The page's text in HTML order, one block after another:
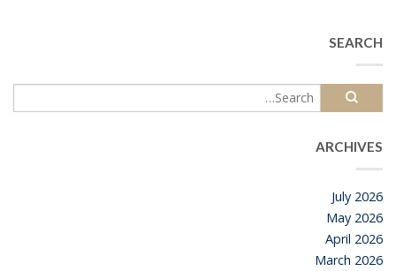
SEARCH
ARCHIVES
July 2026
May 2026
April 2026
March 2026